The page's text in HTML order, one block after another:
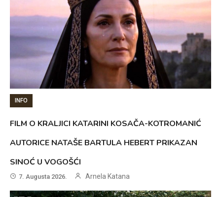
INFO
FILM O KRALJICI KATARINI KOSAČA-KOTROMANIĆ
AUTORICE NATAŠE BARTULA HEBERT PRIKAZAN
SINOĆ U VOGOŠĆI
7. Augusta 2026. Arnela Katana